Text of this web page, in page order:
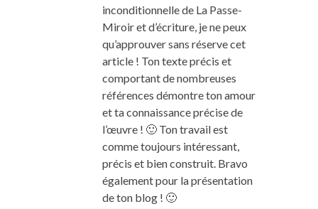
inconditionnelle de La Passe-
Miroir et d’écriture, je ne peux
qu’approuver sans réserve cet
article ! Ton texte précis et
comportant de nombreuses
références démontre ton amour
et ta connaissance précise de
l’œuvre ! 🙂 Ton travail est
comme toujours intéressant,
précis et bien construit. Bravo
également pour la présentation
de ton blog ! 🙂